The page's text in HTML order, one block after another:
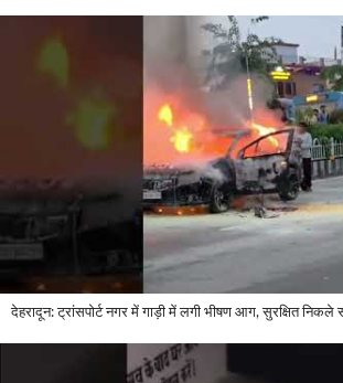
देहरादून: ट्रांसपोर्ट नगर में गाड़ी में लगी भीषण आग, सुरक्षित